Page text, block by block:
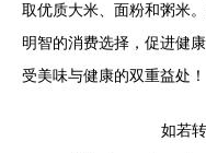
取优质大米、面粉和粥米
明智的消费选择，促进健
受美味与健康的双重益处！
如若